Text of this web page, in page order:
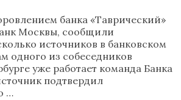
банка «Таврический»
Москвы, сообщили
источников в банковском
одного из собеседников
уже работает команда Банка
подтвердил
…